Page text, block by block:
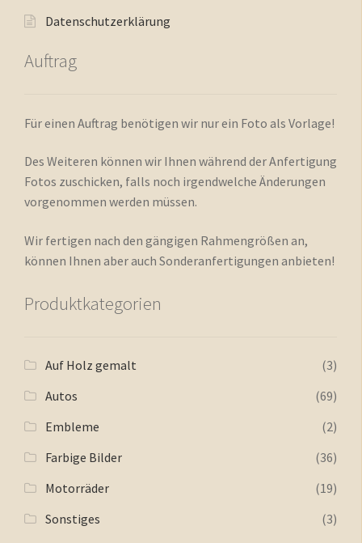
Datenschutzerklärung
Auftrag
Für einen Auftrag benötigen wir nur ein Foto als Vorlage!
Des Weiteren können wir Ihnen während der Anfertigung
Fotos zuschicken, falls noch irgendwelche Änderungen
vorgenommen werden müssen.
Wir fertigen nach den gängigen Rahmengrößen an,
können Ihnen aber auch Sonderanfertigungen anbieten!
Produktkategorien
Auf Holz gemalt
(3)
Autos
(69)
Embleme
(2)
Farbige Bilder
(36)
Motorräder
(19)
Sonstiges
(3)